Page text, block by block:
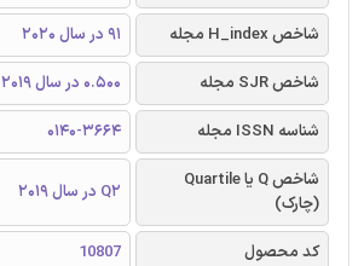
شاخص H_index مجله
91 در سال 2020
شاخص SJR مجله
0.500 در سال 2019
شناسه ISSN مجله
0140-3664
شاخص Q یا Quartile
(چارک)
Q2 در سال 2019
کد محصول
10807